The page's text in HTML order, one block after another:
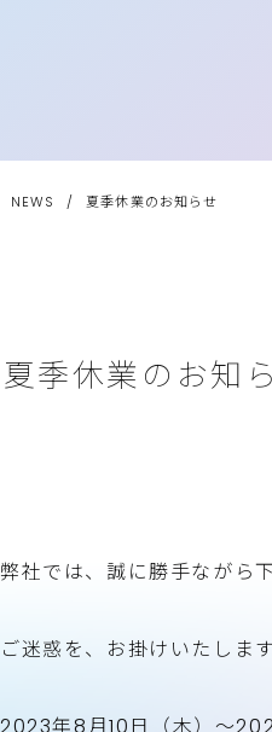
NEWS / 夏季休業のお知らせ
夏季休業のお知
弊社では、誠に勝手ながら
ご迷惑を、お掛けいたしま
2023年8月10日（木）～